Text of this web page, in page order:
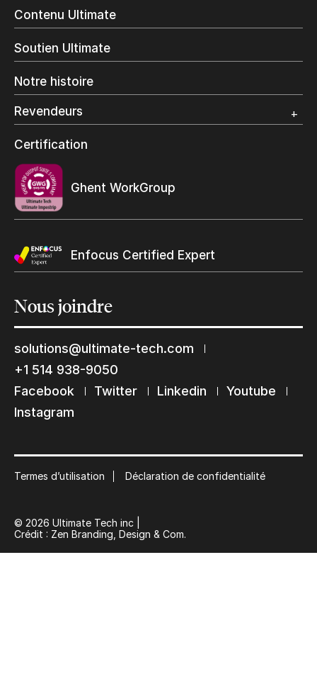
Livres à la demande
Impression jet d’encre
Impression d’étiquettes
Emballage numérique
Grand Format
Contenu Ultimate
Soutien Ultimate
Notre histoire
Revendeurs
Trouvez un revendeur
Certification
Ghent WorkGroup
Enfocus Certified Expert
Nousjoindre
solutions@ultimate-tech.com
+1 514 938-9050
Facebook
Twitter Linkedin
Youtube
Instagram
Termes d’utilisation Déclaration de confidentialité
© 2026 Ultimate Tech inc |
Crédit : Zen Branding, Design & Com.
Restons en contact